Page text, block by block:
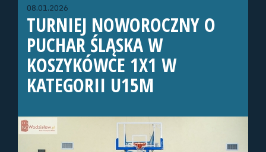
08.01.2026
TURNIEJ NOWOROCZNY O
PUCHAR ŚLĄSKA W
KOSZYKÓWCE 1X1 W
KATEGORII U15M